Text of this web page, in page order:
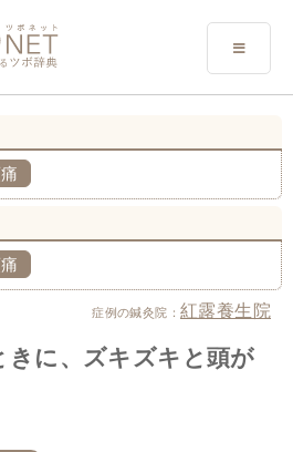
症例の鍼灸院： 紅露養生院
きに、ズキズキと頭が